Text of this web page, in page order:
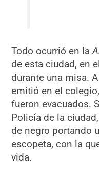
Todo ocurrió en la
de esta ciudad, en
durante una misa.
emitió en el
fueron evacuados.
Policía de la
de negro portando
escopeta, con la
vida.